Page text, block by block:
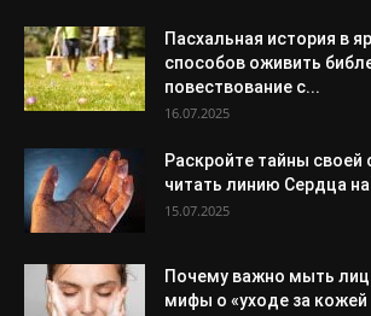
Пасхальная история в
способов оживить
повествование с...
16.07.2025
Раскройте тайны своей
читать линию Сердца
15.07.2025
Почему важно мыть
мифы о «уходе за